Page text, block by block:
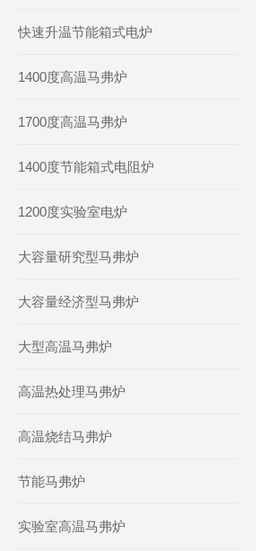
快速升温节能箱式电炉
1400度高温马弗炉
1700度高温马弗炉
1400度节能箱式电阻炉
1200度实验室电炉
大容量研究型马弗炉
大容量经济型马弗炉
大型高温马弗炉
高温热处理马弗炉
高温烧结马弗炉
节能马弗炉
实验室高温马弗炉